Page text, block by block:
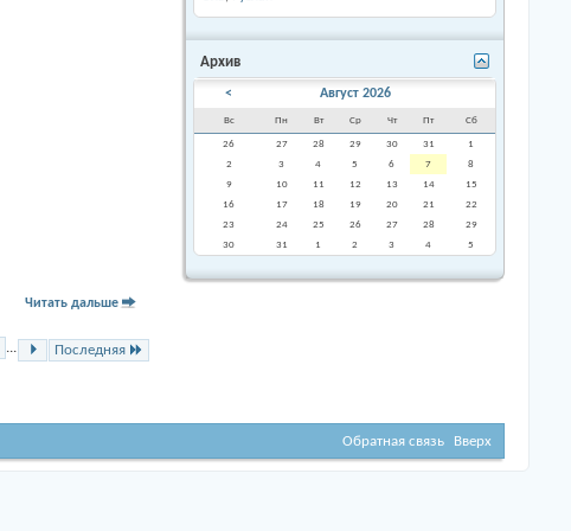
Читать дальше
Последняя
Архив
< Август 2026
Вс Пн Вт Ср Чт Пт Сб
26 27 28 29 30 31
1
2
3 4 5 6 7
8
9
10 11 12 13 14
15
16
17 18 19 20 21
22
23
24 25 26 27 28
29
30
31 1 2 3 4 5
Обратная связь Вверх